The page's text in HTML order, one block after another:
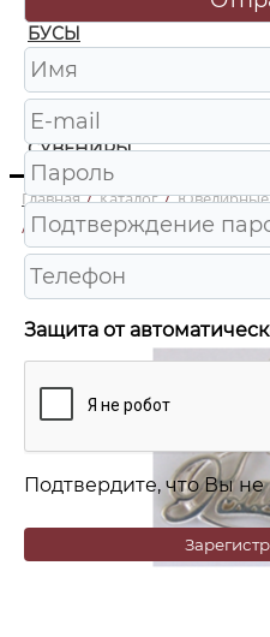
БУСЫ
ЧАСЫ
ШКАТУЛКИ
СУВЕНИРЫ
Главная / Каталог / Ювелирные
/
2п 1112 Подвеска имя Au 585
Защита от
Подтвердите, что Вы не